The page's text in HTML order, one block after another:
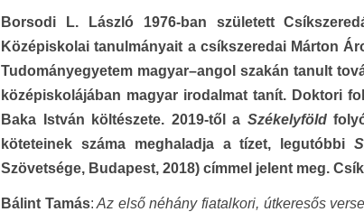
Borsodi L. László 1976-ban született
Középiskolai tanulmányait a csíkszeredai Márton
Tudományegyetem magyar–angol szakán tanult
középiskolájában magyar irodalmat tanít. Doktori
Baka István költészete. 2019-től a Székelyföld
köteteinek száma meghaladja a tízet, legutóbbi
Szövetsége, Budapest, 2018) címmel jelent meg.
Bálint Tamás: Az első néhány fiatalkori, útkeresős